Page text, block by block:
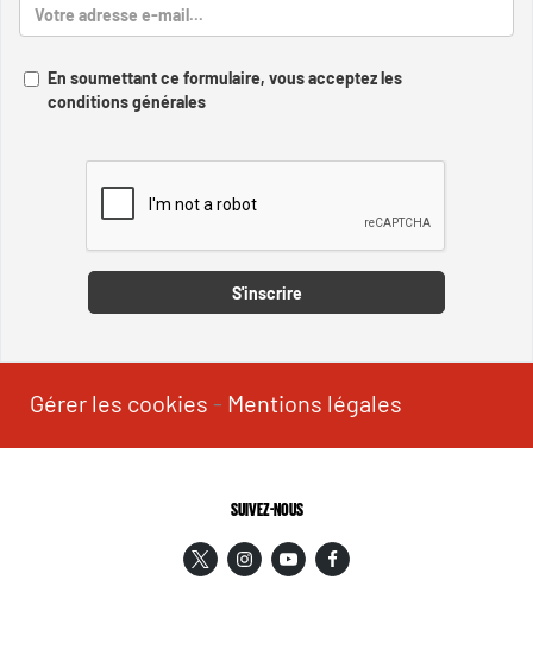
En soumettant ce formulaire, vous acceptez les
conditions générales
S'inscrire
Gérer les cookies - Mentions légales
SUIVEZ-NOUS